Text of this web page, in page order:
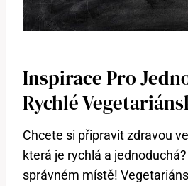
Inspirace Pro
Rychlé
Chcete si připravit zdravou
která je rychlá a
správném místě!